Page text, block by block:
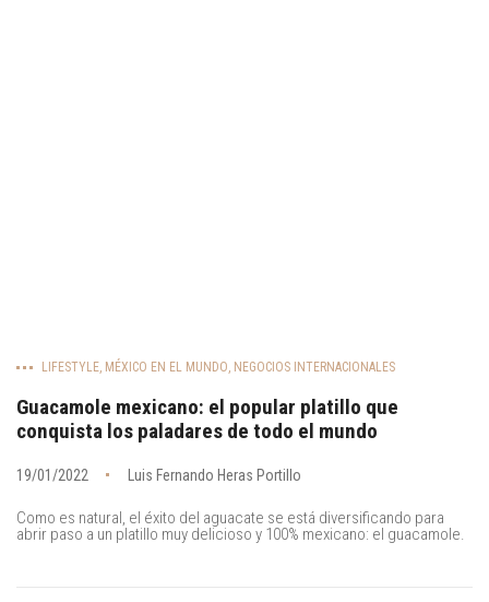
LIFESTYLE, MÉXICO EN EL MUNDO, NEGOCIOS INTERNACIONALES
Guacamole mexicano: el popular platillo que
conquista los paladares de todo el mundo
19/01/2022 Luis Fernando Heras Portillo
Como es natural, el éxito del aguacate se está diversificando para
abrir paso a un platillo muy delicioso y 100% mexicano: el guacamole.